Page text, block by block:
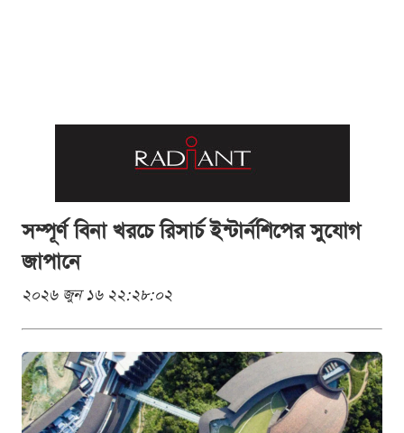
সম্পূর্ণ বিনা খরচে রিসার্চ ইন্টার্নশিপের সুযোগ
জাপানে
২০২৬ জুন ১৬ ২২:২৮:০২